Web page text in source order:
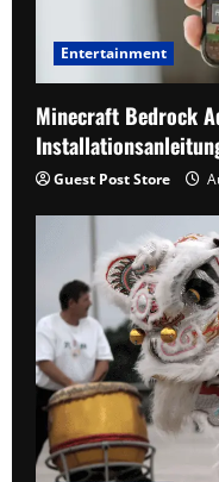
Entertainment
Minecraft Bedrock
Guest Post Store